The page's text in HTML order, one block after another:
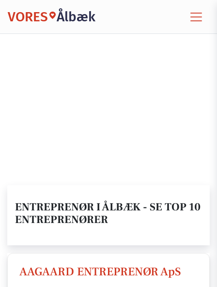
VORES Ålbæk
ENTREPRENØR I ÅLBÆK - SE TOP 10
ENTREPRENØRER
AAGAARD ENTREPRENØR ApS